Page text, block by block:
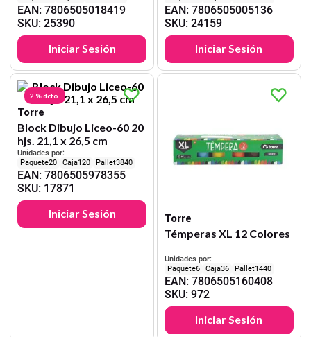
EAN:7806505018419
SKU:25390
Iniciar Sesión
EAN: 7806505005136
SKU: 24159
Iniciar Sesión
2 %dcto.
Torre
Block Dibujo Liceo-60 20
hjs. 21,1 x 26,5 cm
Unidades por:
20
120 3840
EAN:7806505978355
SKU: 17871
Iniciar Sesión
Torre
Témperas XL 12 Colores
Unidades por:
6
36 1440
EAN: 7806505160408
SKU: 972
Iniciar Sesión